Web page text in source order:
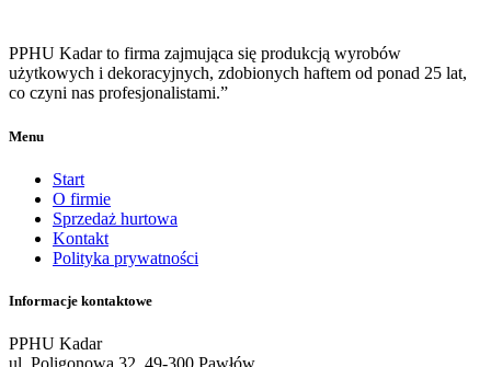
PPHU Kadar to firma zajmująca się produkcją wyrobów
użytkowych i dekoracyjnych, zdobionych haftem od ponad 25 lat,
co czyni nas profesjonalistami.”
Menu
Start
O firmie
Sprzedaż hurtowa
Kontakt
Polityka prywatności
Informacje kontaktowe
PPHU Kadar
ul. Poligonowa 32, 49-300 Pawłów